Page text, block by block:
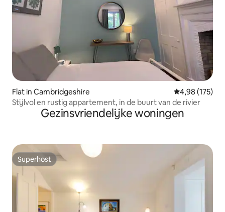
Flat in Cambridgeshire Gemiddelde
4,98 (175)
Stijlvol en rustig appartement, in de buurt van de rivier
Gezinsvriendelijke woningen
Superhost
Superhost